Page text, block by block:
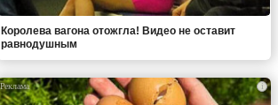
Королева вагона отожгла! Видео не оставит
равнодушным
i